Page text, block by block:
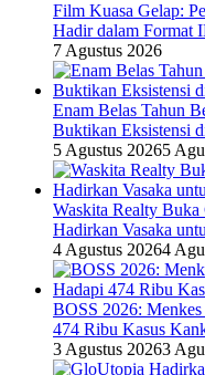
Film Kuasa Gelap:
Hadir dalam Format
7 Agustus 2026
Enam Belas Tahun
Buktikan Eksistensi
5 Agustus 20265
Waskita Realty
Hadirkan Vasaka
4 Agustus 20264
BOSS 2026:
474 Ribu Kasus
3 Agustus 20263